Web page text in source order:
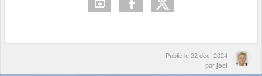
Publié le 22 déc. 2024
par joel